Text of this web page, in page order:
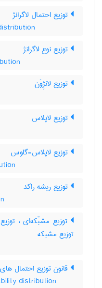
توزیع احتمال لاگرانژ
توزیع نوع لاگرانژ
توزیع لانژِوَن
توزیع لاپلاس
توزیع لاپلاس-گاوس
توزیع ریشه راکد
توزیع مشبّکه‌ای ،
توزیع مشبکه
قانون توزیع احتمال
distribution